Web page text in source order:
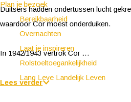
Plan je bezoek
Bereikbaarheid
Overnachten
Laat je inspireren
Rolstoeltoegankelijkheid
Lang Leve Landelijk Leven
Duitsers hadden ondertussen lucht
waardoor Cor moest onderduiken.
In 1942/1943 vertrok Cor …
Lees verder